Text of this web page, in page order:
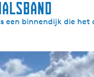
een binnendijk die